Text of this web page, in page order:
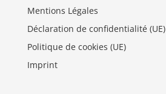
Mentions Légales
Déclaration de confidentialité (UE)
Politique de cookies (UE)
Imprint